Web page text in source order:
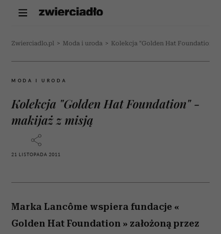
Zwierciadlo.pl > Moda i uroda > Kolekcja "Golden Hat Foundation" -
MODA I URODA
Kolekcja "Golden Hat Foundation" -
makijaż z misją
21 LISTOPADA 2011
Marka Lancôme wspiera fundacje «
Golden Hat Foundation » założoną przez